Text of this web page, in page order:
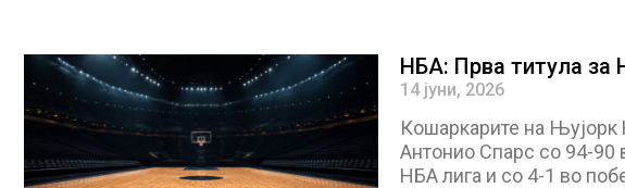
НБА: Прва титула за
14 јуни, 2026
Кошаркарите на Њујорк
Антонио Спарс со 94-90
НБА лига и со 4-1 во